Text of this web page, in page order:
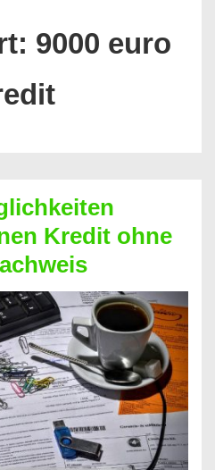
9000 euro
Kredit ohne